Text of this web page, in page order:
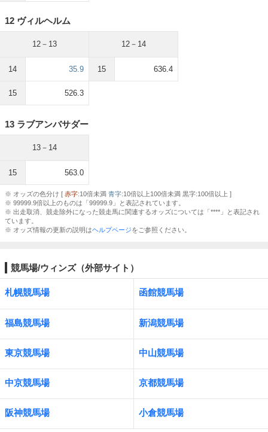
12 ヴィルヘルム
12－13
14 35.9
15 526.3
12－14
15 636.4
13 ラブアンバサダー
13－14
15 563.0
※ オッズの色分け [ 赤字:10倍未満 青字:10倍以上100倍未満 黒字:100倍以上 ]
※ 99999.9倍以上のものは「99999.9」と表記されています。
※ 出走取消、競走除外になった競走馬に関連するオッズについては「****」と表記され
ています。
※ オッズ情報の更新の説明はヘルプページをご参照ください。
競馬場/ウィンズ（外部サイト）
札幌競馬場 函館競馬場
福島競馬場 新潟競馬場
東京競馬場 中山競馬場
中京競馬場 京都競馬場
阪神競馬場 小倉競馬場